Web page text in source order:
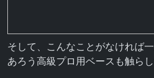
そして、こんなことがなければ
あろう高級プロ用ベースも触らし